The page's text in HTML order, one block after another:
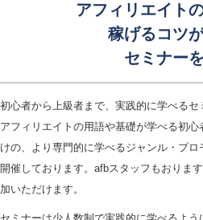
アフィリエイト
稼げるコツ
セミナー
初心者から上級者まで、実践的に学べるセ
アフィリエイトの用語や基礎が学べる初
けの、より専門的に学べるジャンル・プ
開催しております。afbスタッフもおりま
加いただけます。